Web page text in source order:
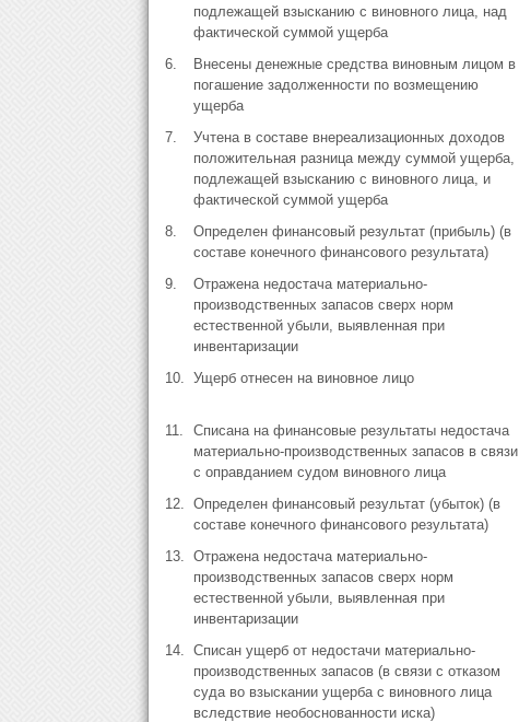
подлежащей взысканию с виновного лица, над
фактической суммой ущерба
6.
Внесены денежные средства виновным лицом в
погашение задолженности по возмещению
ущерба
7.
Учтена в составе внереализационных доходов
положительная разница между суммой ущерба,
подлежащей взысканию с виновного лица, и
фактической суммой ущерба
8.
Определен финансовый результат (прибыль) (в
составе конечного финансового результата)
9.
Отражена недостача материально-
производственных запасов сверх норм
естественной убыли, выявленная при
инвентаризации
10. Ущерб отнесен на виновное лицо
11.
Списана на финансовые результаты недостача
материально-производственных запасов в связи
с оправданием судом виновного лица
12. Определен финансовый результат (убыток) (в
составе конечного финансового результата)
13. Отражена недостача материально-
производственных запасов сверх норм
естественной убыли, выявленная при
инвентаризации
14. Списан ущерб от недостачи материально-
производственных запасов (в связи с отказом
суда во взыскании ущерба с виновного лица
вследствие необоснованности иска)